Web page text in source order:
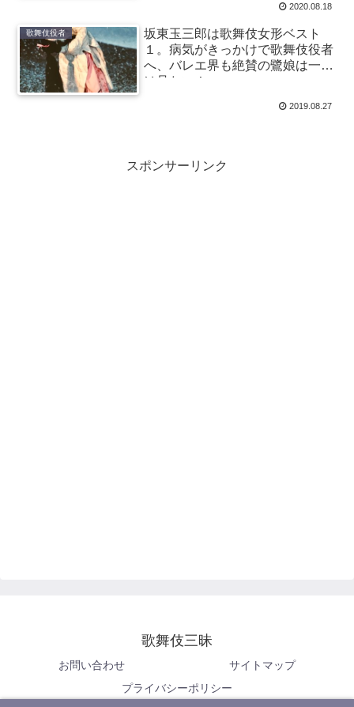
2020.08.18
歌舞伎役者
坂東玉三郎は歌舞伎女形ベスト
１。病気がきっかけで歌舞伎役者
へ、バレエ界も絶賛の鷺娘は一度
は見たい！
2019.08.27
スポンサーリンク
歌舞伎三昧
お問い合わせ
サイトマップ
プライバシーポリシー